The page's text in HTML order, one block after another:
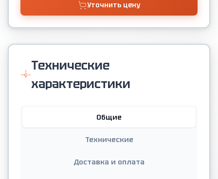
Уточнить цену
Технические
характеристики
Общие
Технические
Доставка и оплата